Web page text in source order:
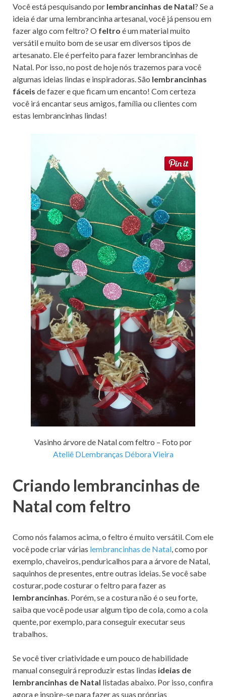
o
k
n
Você está pesquisando por lembrancinhas de Natal? Se a
ideia é dar uma lembrancinha artesanal, você já pensou em
fazer algo com feltro? O feltro é um material muito
versátil e muito bom de se usar em diversos tipos de
artesanato. Ele é perfeito para fazer lembrancinhas de
Natal. Por isso, no post de hoje nós trazemos para você
algumas ideias lindas e inspiradoras. São lembrancinhas
fáceis de fazer e que ficam um encanto! Com certeza
você irá encantar seus amigos, família ou clientes com
estas lembrancinhas lindas!
Vasinho árvore de Natal com feltro – Foto por
Ateliê DLembranças Débora Vieira
Criando lembrancinhas de
Natal com feltro
Como nós falamos acima, o feltro é muito versátil. Com ele
você pode criar várias lembrancinhas de Natal , como por
exemplo, chaveiros, penduricalhos para a árvore de Natal,
saquinhos de presentes, entre outras ideias. Se você sabe
costurar, pode costurar o feltro para fazer as
lembrancinhas . Porém, se a costura não é o seu forte,
saiba que você pode usar algum tipo de cola, como a cola
quente, por exemplo, para conseguir executar seus
trabalhos.
Se você tiver criatividade e um pouco de habilidade
manual conseguirá reproduzir estas lindas ideias de
lembrancinhas de Natal listadas abaixo. Por isso, confira
agora e inspire-se para fazer as suas próprias